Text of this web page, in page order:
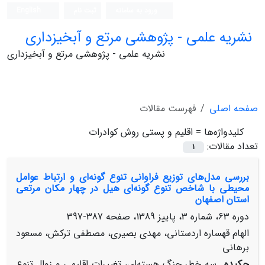
نشریه علمی - پژوهشی مرتع و آبخیزداری
نشریه علمی - پژوهشی مرتع و آبخیزداری
صفحه اصلی
فهرست مقالات
کلیدواژه‌ها = اقلیم و پستی روش کوادرات
تعداد مقالات:
1
بررسی مدل‌‌های توزیع فراوانی تنوع گونه‌‌ای و ارتباط عوامل
محیطی با شاخص تنوع گونه‌‌ای هیل در چهار مکان مرتعی
استان اصفهان
دوره 63، شماره 3، پاییز 1389، صفحه
387-397
الهام قهساره اردستانی، مهدی بصیری، مصطفی ترکش، مسعود
برهانی